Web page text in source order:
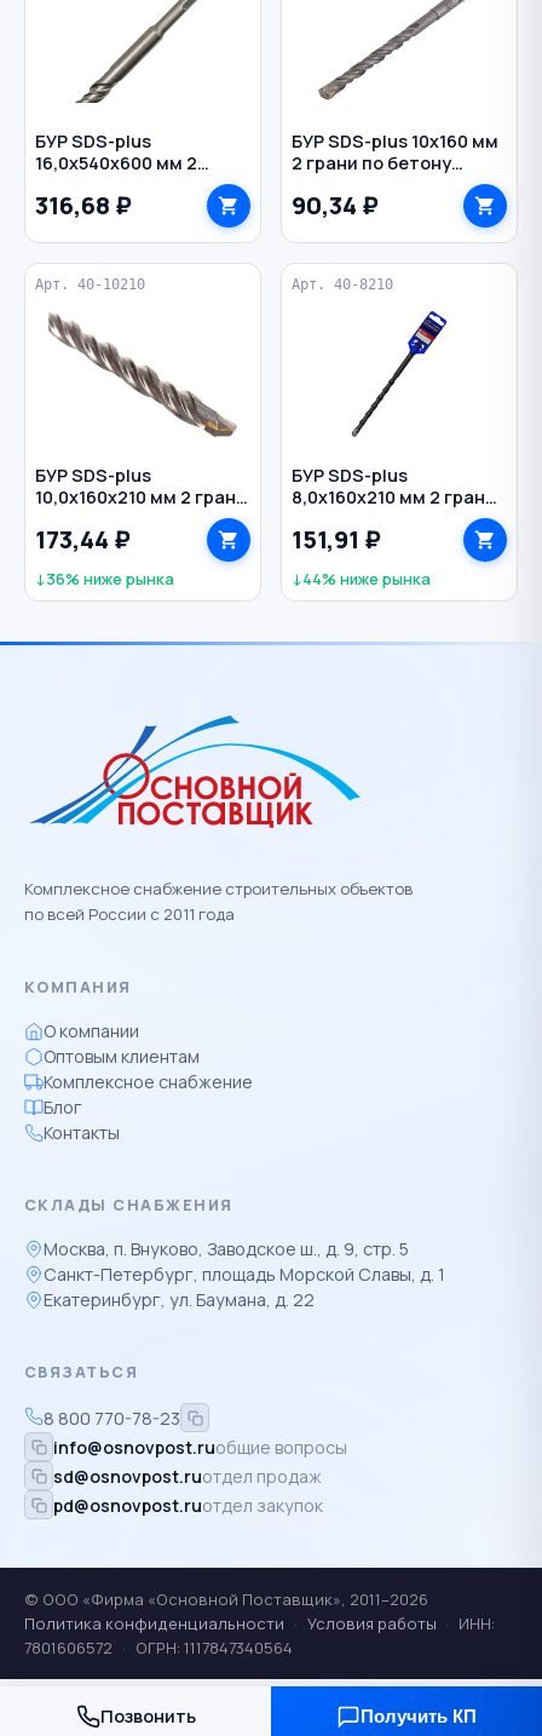
БУР SDS-plus
16,0х540х600 мм 2
РЕЗОЛЮКС
316,68 ₽
БУР SDS-plus 10х160 мм
2 грани по бетону
90,34 ₽
Арт. 40-10210
БУР SDS-plus
10,0х160х210 мм 2 грани
по бетону Profi CUTOP
173,44 ₽
↓36% ниже рынка
Арт. 40-8210
БУР SDS-plus
8,0х160х210 мм 2 грани
по бетону Profi CUTOP
151,91 ₽
↓44% ниже рынка
Комплексное снабжение строительных объектов
по всей России с 2011 года
КОМПАНИЯ
О компании
Оптовым клиентам
Комплексное снабжение
Блог
Контакты
СКЛАДЫ СНАБЖЕНИЯ
Москва, п. Внуково, Заводское ш., д. 9, стр. 5
Санкт-Петербург, площадь Морской Славы, д. 1
Екатеринбург, ул. Баумана, д. 22
СВЯЗАТЬСЯ
8 800 770-78-23
info@osnovpost.ruобщие вопросы
sd@osnovpost.ruотдел продаж
pd@osnovpost.ruотдел закупок
© ООО «Фирма «Основной Поставщик», 2011–2026
Политика конфиденциальности · Условия работы · ИНН:
7801606572 · ОГРН: 1117847340564
Позвонить Получить КП